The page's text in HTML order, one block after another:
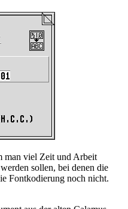
man viel Zeit und Arbeit
sollen, bei denen die
Fontkodierung noch nicht.